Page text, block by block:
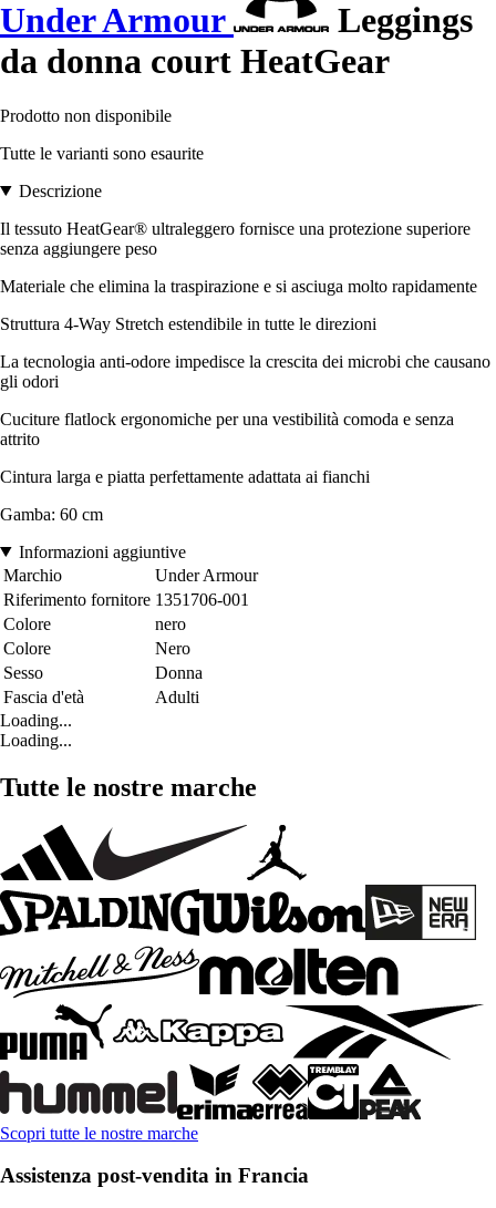
Under Armour
Leggings
da donna court HeatGear
Prodotto non disponibile
Tutte le varianti sono esaurite
Descrizione
Il tessuto HeatGear® ultraleggero fornisce una protezione superiore
senza aggiungere peso
Materiale che elimina la traspirazione e si asciuga molto rapidamente
Struttura 4-Way Stretch estendibile in tutte le direzioni
La tecnologia anti-odore impedisce la crescita dei microbi che causano
gli odori
Cuciture flatlock ergonomiche per una vestibilità comoda e senza
attrito
Cintura larga e piatta perfettamente adattata ai fianchi
Gamba: 60 cm
Informazioni aggiuntive
Marchio
Under Armour
Riferimento fornitore 1351706-001
Colore
nero
Colore
Nero
Sesso
Donna
Fascia d'età
Adulti
Loading...
Loading...
Tutte le nostre marche
Scopri tutte le nostre marche
Assistenza post-vendita in Francia